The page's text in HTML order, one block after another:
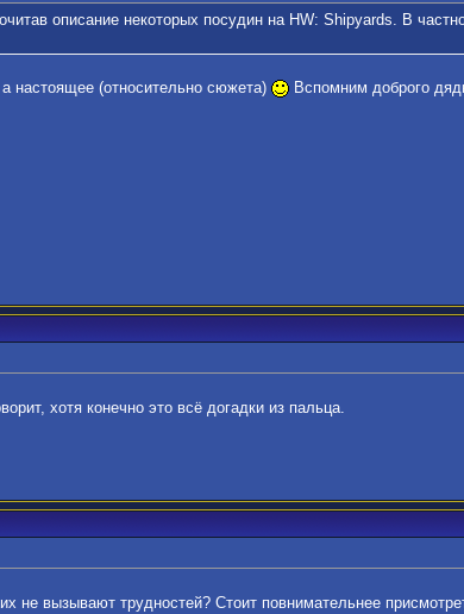
описание некоторых посудин на HW: Shipyards. В
настоящее (относительно сюжета) Вспомним доброго
хотя конечно это всё догадки из пальца.
не вызывают трудностей? Стоит повнимательнее